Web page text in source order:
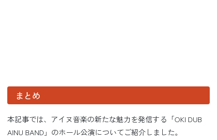
まとめ
本記事では、アイヌ音楽の新たな魅力を発信する「OKI DUB
AINU BAND」のホール公演についてご紹介しました。